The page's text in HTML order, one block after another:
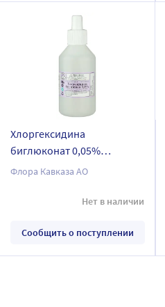
Хлоргексидина
биглюконат 0,05%
средство
кожный антисептик 100 мл
Флора Кавказа АО
Нет в наличии
Сообщить о поступлении